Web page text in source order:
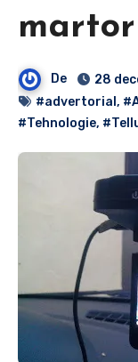
De
28
#advertorial ,
#Tehnologie,